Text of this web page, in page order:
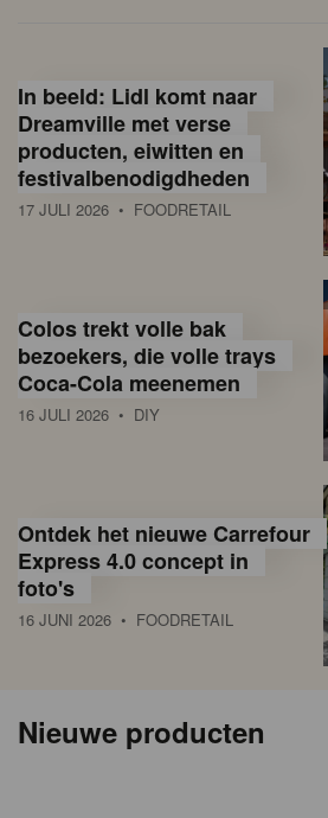
In beeld: Lidl komt naar
Dreamville met verse
producten, eiwitten en
festivalbenodigdheden
17 JULI 2026 • FOODRETAIL
Colos trekt volle bak
bezoekers, die volle trays
Coca-Cola meenemen
16 JULI 2026 • DIY
Ontdek het nieuwe Carrefour
Express 4.0 concept in
foto's
16 JUNI 2026 • FOODRETAIL
Nieuwe producten